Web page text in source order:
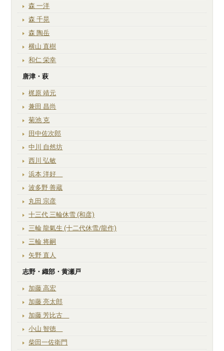
森 一洋
森 千晃
森 陶岳
横山 直樹
和仁 栄幸
唐津・萩
梶原 靖元
兼田 昌尚
菊池 克
田中佐次郎
中川 自然坊
西川 弘敏
浜本 洋好
波多野 善蔵
丸田 宗彦
十三代 三輪休雪 (和彦)
三輪 龍氣生 (十二代休雪/龍作)
三輪 将嗣
矢野 直人
志野・織部・黄瀬戸
加藤 高宏
加藤 亮太郎
加藤 芳比古
小山 智徳
柴田一佐衛門